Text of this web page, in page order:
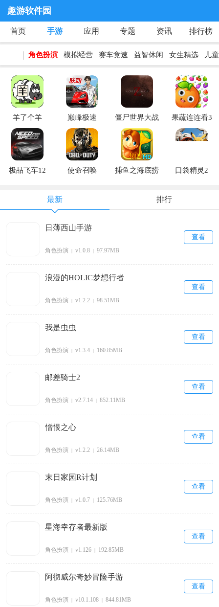
趣游软件园
首页 手游 应用 专题 资讯 排行榜
角色扮演 模拟经营 赛车竞速 益智休闲 女生精选 儿
羊了个羊 巅峰极速 僵尸世界大战 果蔬连连看3
极品飞车12 使命召唤 捕鱼之海底捞 口袋精灵2
最新 排行
日薄西山手游
角色扮演 | v1.0.8 | 97.97MB
查看
浪漫的HOLIC梦想行者
角色扮演 | v1.2.2 | 98.51MB
查看
我是虫虫
角色扮演 | v1.3.4 | 160.85MB
查看
邮差骑士2
角色扮演 | v2.7.14 | 852.11MB
查看
憎恨之心
角色扮演 | v1.2.2 | 26.14MB
查看
末日家园R计划
角色扮演 | v1.0.7 | 125.76MB
查看
星海幸存者最新版
角色扮演 | v1.126 | 192.85MB
查看
阿彻威尔奇妙冒险手游
角色扮演 | v10.1.108 | 844.81MB
查看